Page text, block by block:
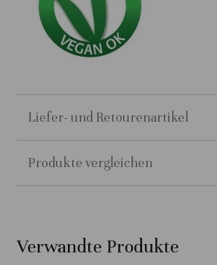
Liefer- und Retourenartikel
Produkte vergleichen
Verwandte Produkte